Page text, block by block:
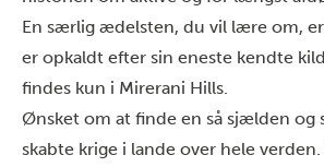
En særlig ædelsten, du vil lære om,
er opkaldt efter sin eneste kendte
findes kun i Mirerani Hills.
Ønsket om at finde en så sjælden og
skabte krige i lande over hele